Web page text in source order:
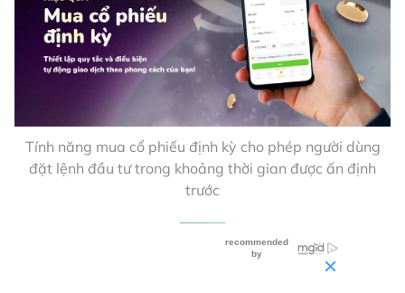
Tính năng mua cổ phiếu định kỳ cho phép người dùng
đặt lệnh đầu tư trong khoảng thời gian được ấn định
trước